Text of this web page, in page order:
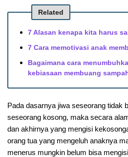
Related
7 Alasan kenapa kita harus
7 Cara memotivasi anak
Bagaimana cara
kebiasaan membuang
Pada dasarnya jiwa seseorang tidak
seseorang kosong, maka secara
dan akhirnya yang mengisi
orang tua yang mengeluh anaknya
menerus mungkin belum bisa